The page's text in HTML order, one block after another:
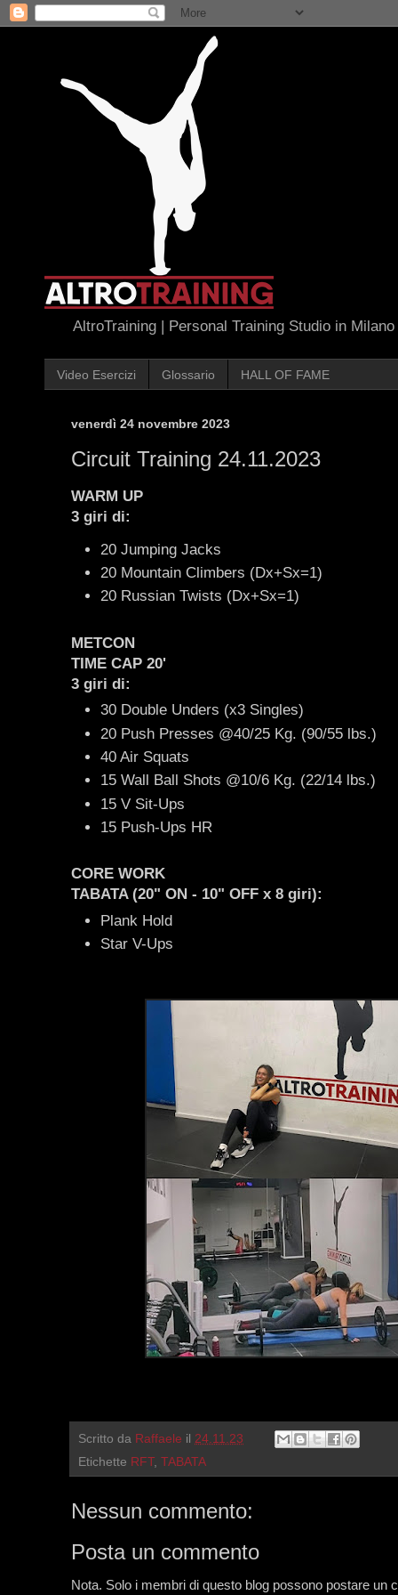
AltroTraining | Personal Training Studio in Milano
Video Esercizi Glossario HALL OF FAME
venerdì 24 novembre 2023
Circuit Training 24.11.2023
WARM UP
3 giri di:
20 Jumping Jacks
20 Mountain Climbers (Dx+Sx=1)
20 Russian Twists (Dx+Sx=1)
METCON
TIME CAP 20'
3 giri di:
30 Double Unders (x3 Singles)
20 Push Presses @40/25 Kg. (90/55 lbs.)
40 Air Squats
15 Wall Ball Shots @10/6 Kg. (22/14 lbs.)
15 V Sit-Ups
15 Push-Ups HR
CORE WORK
TABATA (20" ON - 10" OFF x 8 giri):
Plank Hold
Star V-Ups
Scritto da Raffaele il 24.11.23
Etichette RFT, TABATA
Nessun commento:
Posta un commento
Nota. Solo i membri di questo blog possono postare un